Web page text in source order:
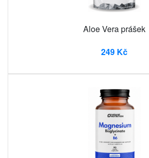
Aloe Vera prášek
249 Kč